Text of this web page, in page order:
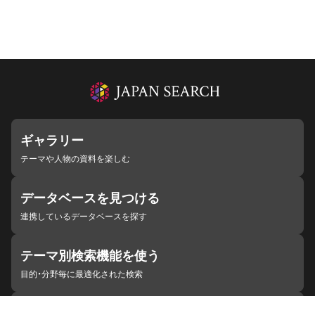
ギャラリー
テーマや人物の資料を楽しむ
データベースを見つける
連携しているデータベースを探す
テーマ別検索機能を使う
目的・分野毎に最適化された検索